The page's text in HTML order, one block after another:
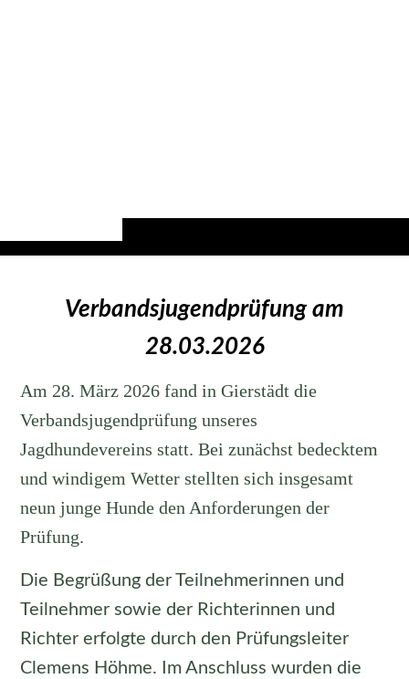
Verbandsjugendprüfung am
28.03.2026
Am 28. März 2026 fand in Gierstädt die
Verbandsjugendprüfung unseres
Jagdhundevereins statt. Bei zunächst bedecktem
und windigem Wetter stellten sich insgesamt
neun junge Hunde den Anforderungen der
Prüfung.
Die Begrüßung der Teilnehmerinnen und
Teilnehmer sowie der Richterinnen und
Richter erfolgte durch den Prüfungsleiter
Clemens Höhme. Im Anschluss wurden die